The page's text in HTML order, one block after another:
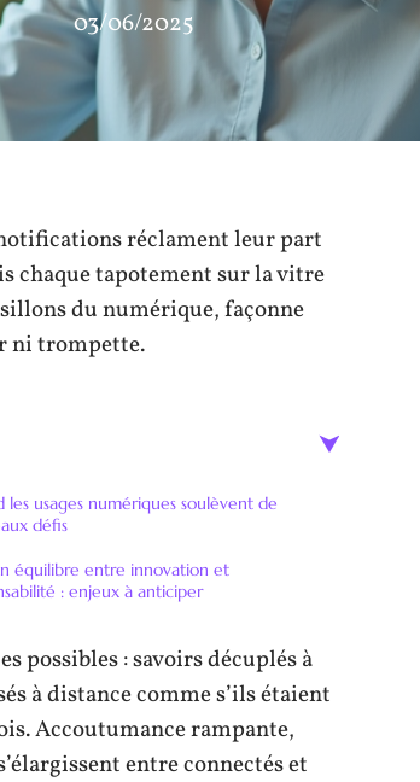
03/06/2025
réclament leur part
chaque tapotement sur la vitre
du numérique, façonne
ni trompette.
les usages numériques soulèvent de
défis
équilibre entre innovation et
: enjeux à anticiper
possibles : savoirs décuplés à
à distance comme s’ils étaient
Accoutumance rampante,
entre connectés et